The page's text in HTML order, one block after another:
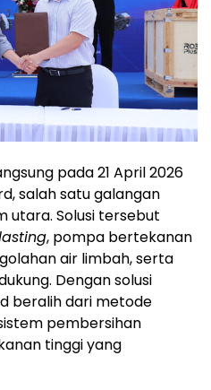
pada 21 April 2026
salah satu galangan
utara. Solusi tersebut
, pompa bertekanan
air limbah, serta
Dengan solusi
beralih dari metode
pembersihan
tinggi yang